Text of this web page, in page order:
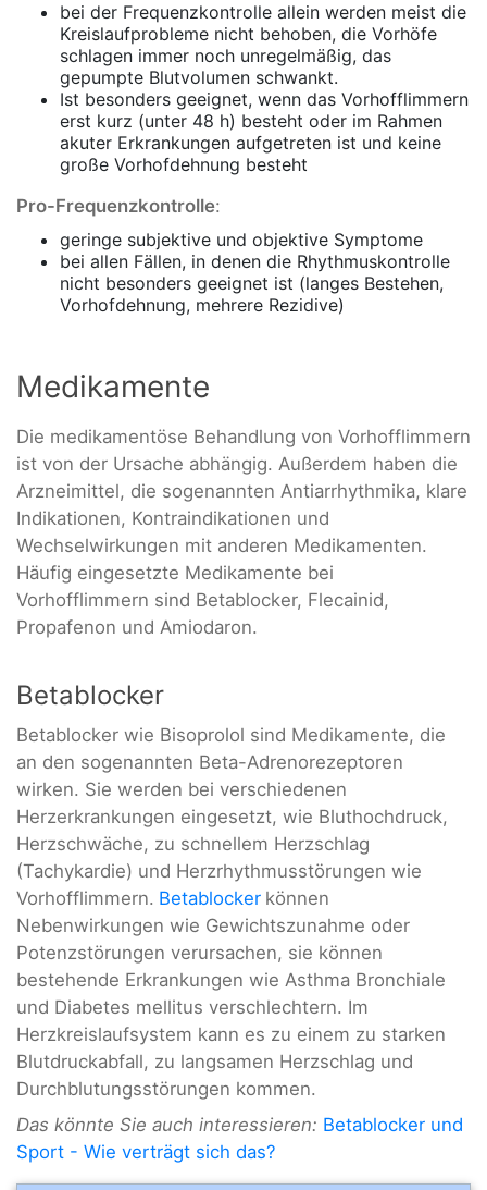
bei der Frequenzkontrolle allein werden meist die
Kreislaufprobleme nicht behoben, die Vorhöfe
schlagen immer noch unregelmäßig, das
gepumpte Blutvolumen schwankt.
Ist besonders geeignet, wenn das Vorhofflimmern
erst kurz (unter 48 h) besteht oder im Rahmen
akuter Erkrankungen aufgetreten ist und keine
große Vorhofdehnung besteht
Pro-Frequenzkontrolle:
geringe subjektive und objektive Symptome
bei allen Fällen, in denen die Rhythmuskontrolle
nicht besonders geeignet ist (langes Bestehen,
Vorhofdehnung, mehrere Rezidive)
Medikamente
Die medikamentöse Behandlung von Vorhofflimmern
ist von der Ursache abhängig. Außerdem haben die
Arzneimittel, die sogenannten Antiarrhythmika, klare
Indikationen, Kontraindikationen und
Wechselwirkungen mit anderen Medikamenten.
Häufig eingesetzte Medikamente bei
Vorhofflimmern sind Betablocker, Flecainid,
Propafenon und Amiodaron.
Betablocker
Betablocker wie Bisoprolol sind Medikamente, die
an den sogenannten Beta-Adrenorezeptoren
wirken. Sie werden bei verschiedenen
Herzerkrankungen eingesetzt, wie Bluthochdruck,
Herzschwäche, zu schnellem Herzschlag
(Tachykardie) und Herzrhythmusstörungen wie
Vorhofflimmern. Betablocker können
Nebenwirkungen wie Gewichtszunahme oder
Potenzstörungen verursachen, sie können
bestehende Erkrankungen wie Asthma Bronchiale
und Diabetes mellitus verschlechtern. Im
Herzkreislaufsystem kann es zu einem zu starken
Blutdruckabfall, zu langsamen Herzschlag und
Durchblutungsstörungen kommen.
Das könnte Sie auch interessieren: Betablocker und
Sport - Wie verträgt sich das?